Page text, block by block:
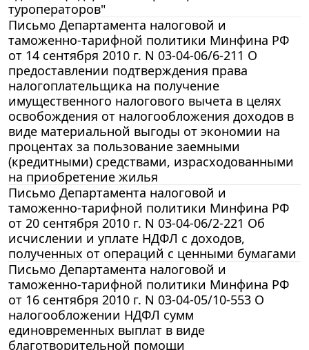
туроператоров"
Письмо Департамента налоговой и
таможенно-тарифной политики Минфина РФ
от 14 сентября 2010 г. N 03-04-06/6-211 О
предоставлении подтверждения права
налогоплательщика на получение
имущественного налогового вычета в целях
освобождения от налогообложения доходов в
виде материальной выгоды от экономии на
процентах за пользование заемными
(кредитными) средствами, израсходованными
на приобретение жилья
Письмо Департамента налоговой и
таможенно-тарифной политики Минфина РФ
от 20 сентября 2010 г. N 03-04-06/2-221 Об
исчислении и уплате НДФЛ с доходов,
полученных от операций с ценными бумагами
Письмо Департамента налоговой и
таможенно-тарифной политики Минфина РФ
от 16 сентября 2010 г. N 03-04-05/10-553 О
налогообложении НДФЛ сумм
единовременных выплат в виде
благотворительной помощи